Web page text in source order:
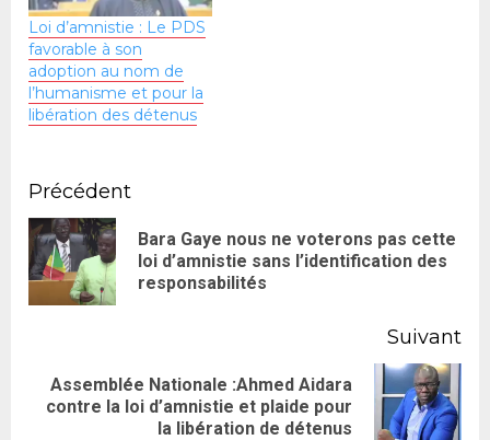
s'était passé dans ces…
Loi d’amnistie : Le PDS
favorable à son
adoption au nom de
l’humanisme et pour la
libération des détenus
Précédent
Bara Gaye nous ne voterons pas cette
loi d’amnistie sans l’identification des
responsabilités
Suivant
Assemblée Nationale :Ahmed Aidara
contre la loi d’amnistie et plaide pour
la libération de détenus